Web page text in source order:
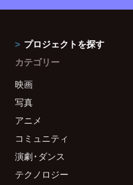
プロジェクトを探す
カテゴリー
映画
写真
アニメ
コミュニティ
演劇・ダンス
テクノロジー